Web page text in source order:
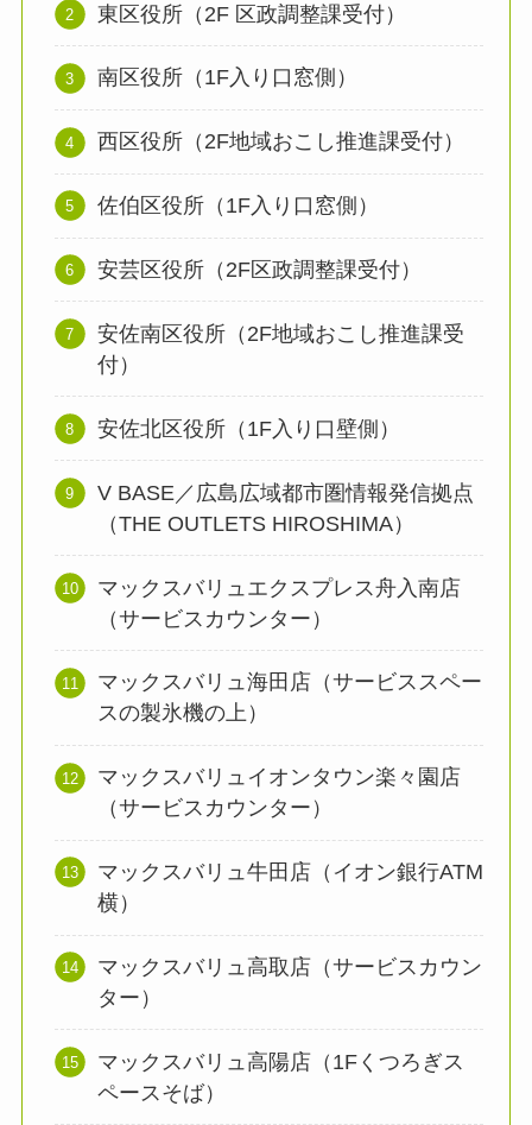
東区役所（2F 区政調整課受付）
南区役所（1F入り口窓側）
西区役所（2F地域おこし推進課受付）
佐伯区役所（1F入り口窓側）
安芸区役所（2F区政調整課受付）
安佐南区役所（2F地域おこし推進課受
付）
安佐北区役所（1F入り口壁側）
V BASE／広島広域都市圏情報発信拠点
（THE OUTLETS HIROSHIMA）
マックスバリュエクスプレス舟入南店
（サービスカウンター）
マックスバリュ海田店（サービススペー
スの製氷機の上）
マックスバリュイオンタウン楽々園店
（サービスカウンター）
マックスバリュ牛田店（イオン銀行ATM
横）
マックスバリュ高取店（サービスカウン
ター）
マックスバリュ高陽店（1Fくつろぎス
ペースそば）